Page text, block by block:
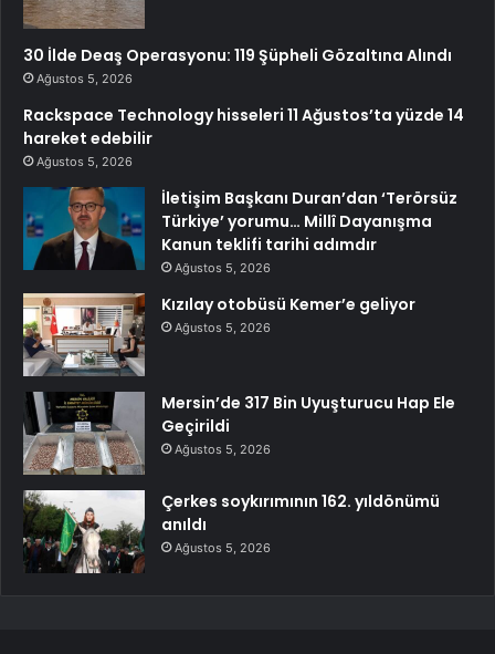
30 İlde Deaş Operasyonu: 119 Şüpheli Gözaltına Alındı
Ağustos 5, 2026
Rackspace Technology hisseleri 11 Ağustos’ta yüzde 14
hareket edebilir
Ağustos 5, 2026
İletişim Başkanı Duran’dan ‘Terörsüz
Türkiye’ yorumu… Millî Dayanışma
Kanun teklifi tarihi adımdır
Ağustos 5, 2026
Kızılay otobüsü Kemer’e geliyor
Ağustos 5, 2026
Mersin’de 317 Bin Uyuşturucu Hap Ele
Geçirildi
Ağustos 5, 2026
Çerkes soykırımının 162. yıldönümü
anıldı
Ağustos 5, 2026